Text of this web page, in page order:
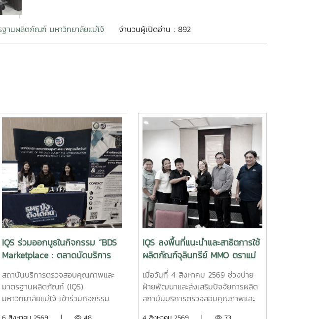
านผลิตภัณฑ์ มหาวิทยาลัยแม่โจ้ จำนวนผู้เปิดอ่าน : 892
IQS ร่วมออกบูธในกิจกรรม “BDS
Marketplace : ตลาดนัดบริการ
ทางธุรกิจเพื่อ SME” จังหวัด
เชียงใหม่
สถาบันบริการตรวจสอบคุณภาพและ
มาตรฐานผลิตภัณฑ์ (IQS)
มหาวิทยาลัยแม่โจ้ เข้าร่วมกิจกรรม
IQS ลงพื้นที่แนะนำและสาธิตการใช้
ผลิตภัณฑ์จุลินทรีย์ MMO ตราแม่
โจ้ กรีน ส่งเสริมการจัดการสิ่ง
แวดล้อมสำหรับธุรกิจโรงแรม
เมื่อวันที่ 4 สิงหาคม 2569 ช่วงบ่าย
ฝ่ายพัฒนาและส่งเสริมปัจจัยการผลิต
สถาบันบริการตรวจสอบคุณภาพและ